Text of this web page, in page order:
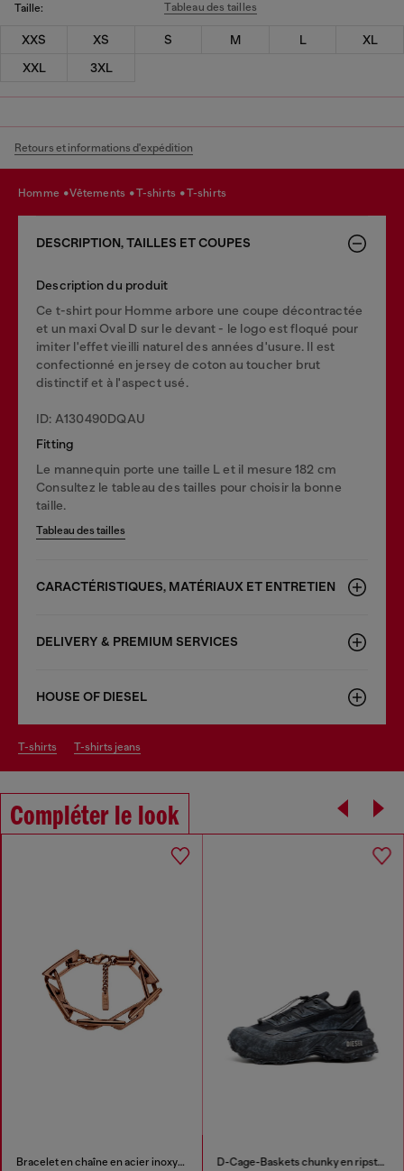
Taille: Tableau des tailles
XXS XS S M L
XL
XXL
3XL
Retours et informations d'expédition
homme vêtements t-shirts t-shirts
DESCRIPTION, TAILLES ET COUPES
Description du produit
Ce t-shirt pour Homme arbore une coupe décontractée
et un maxi Oval D sur le devant - le logo est floqué pour
imiter l'effet vieilli naturel des années d'usure. Il est
confectionné en jersey de coton au toucher brut
distinctif et à l'aspect usé.
ID: A130490DQAU
Fitting
Le mannequin porte une taille L et il mesure 182 cm
Consultez le tableau des tailles pour choisir la bonne
taille.
Tableau des tailles
CARACTÉRISTIQUES, MATÉRIAUX ET ENTRETIEN
DELIVERY & PREMIUM SERVICES
HOUSE OF DIESEL
t-shirts t-shirts jeans
Compléter le look
Bracelet en chaîne en acier inoxydable D-Cage-Baskets chunky en ripstop